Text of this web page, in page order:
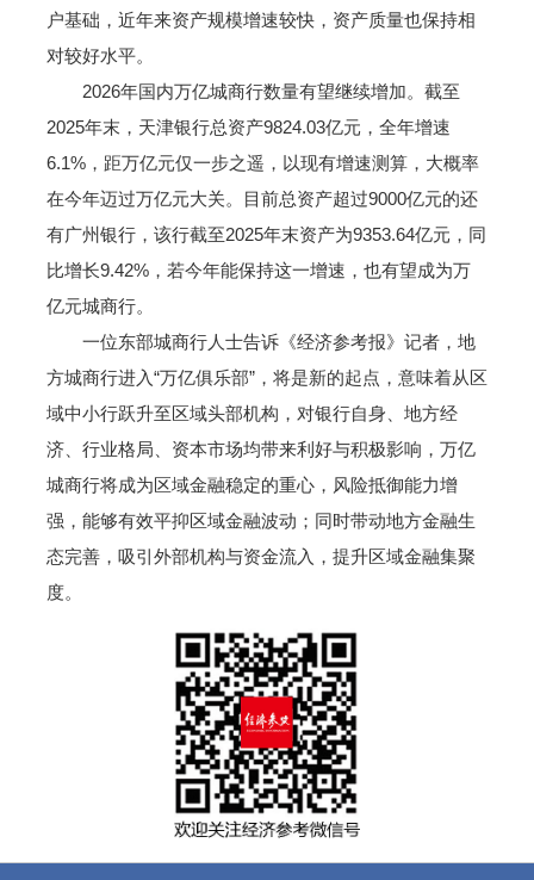
户基础，近年来资产规模增速较快，资产质量也保持相
对较好水平。
2026年国内万亿城商行数量有望继续增加。截至
2025年末，天津银行总资产9824.03亿元，全年增速
6.1%，距万亿元仅一步之遥，以现有增速测算，大概率
在今年迈过万亿元大关。目前总资产超过9000亿元的还
有广州银行，该行截至2025年末资产为9353.64亿元，同
比增长9.42%，若今年能保持这一增速，也有望成为万
亿元城商行。
一位东部城商行人士告诉《经济参考报》记者，地
方城商行进入“万亿俱乐部”，将是新的起点，意味着从区
域中小行跃升至区域头部机构，对银行自身、地方经
济、行业格局、资本市场均带来利好与积极影响，万亿
城商行将成为区域金融稳定的重心，风险抵御能力增
强，能够有效平抑区域金融波动；同时带动地方金融生
态完善，吸引外部机构与资金流入，提升区域金融集聚
度。